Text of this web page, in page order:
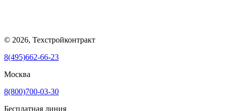
© 2026, Техстройконтракт
8(495)662-66-23
Москва
8(800)700-03-30
Бесплатная линия